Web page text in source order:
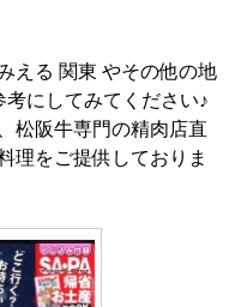
える 関東 やその他の地
にしてみてください♪
松阪牛専門の精肉店直
理をご提供しておりま